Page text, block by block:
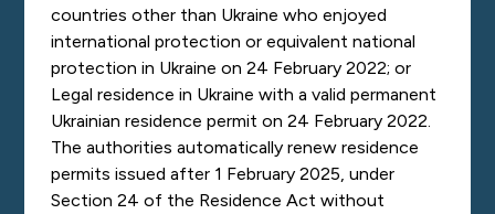
countries other than Ukraine who enjoyed
international protection or equivalent national
protection in Ukraine on 24 February 2022; or
Legal residence in Ukraine with a valid permanent
Ukrainian residence permit on 24 February 2022.
The authorities automatically renew residence
permits issued after 1 February 2025, under
Section 24 of the Residence Act without